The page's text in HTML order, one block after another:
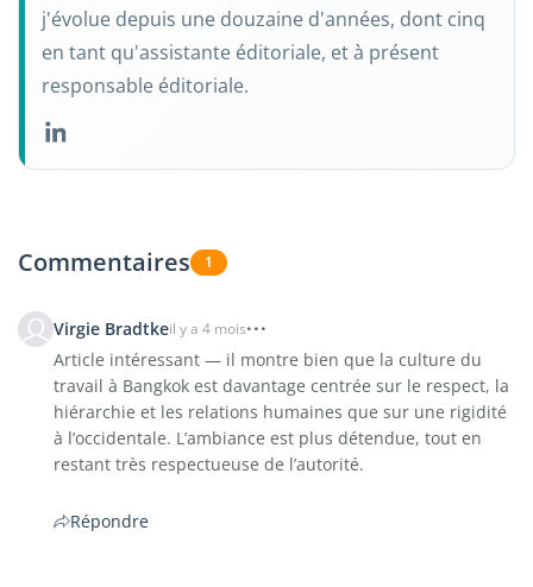
j'évolue depuis une douzaine d'années, dont cinq
en tant qu'assistante éditoriale, et à présent
responsable éditoriale.
Commentaires 1
Virgie Bradtkeil y a 4 mois
Article intéressant — il montre bien que la culture du
travail à Bangkok est davantage centrée sur le respect, la
hiérarchie et les relations humaines que sur une rigidité
à l’occidentale. L’ambiance est plus détendue, tout en
restant très respectueuse de l’autorité.
Répondre